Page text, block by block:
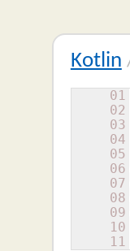
Kotlin
01
02
03
04
05
06
07
08
09
10
11